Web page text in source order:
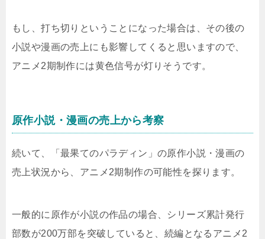
もし、打ち切りということになった場合は、その後の
小説や漫画の売上にも影響してくると思いますので、
アニメ2期制作には黄色信号が灯りそうです。
原作小説・漫画の売上から考察
続いて、「最果てのパラディン」の原作小説・漫画の
売上状況から、アニメ2期制作の可能性を探ります。
一般的に原作が小説の作品の場合、シリーズ累計発行
部数が200万部を突破していると、続編となるアニメ2